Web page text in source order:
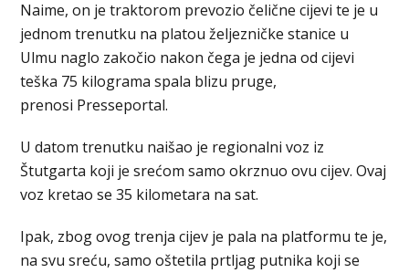
Naime, on je traktorom prevozio čelične cijevi te je u
jednom trenutku na platou željezničke stanice u
Ulmu naglo zakočio nakon čega je jedna od cijevi
teška 75 kilograma spala blizu pruge,
prenosi Presseportal.
U datom trenutku naišao je regionalni voz iz
Štutgarta koji je srećom samo okrznuo ovu cijev. Ovaj
voz kretao se 35 kilometara na sat.
Ipak, zbog ovog trenja cijev je pala na platformu te je,
na svu sreću, samo oštetila prtljag putnika koji se